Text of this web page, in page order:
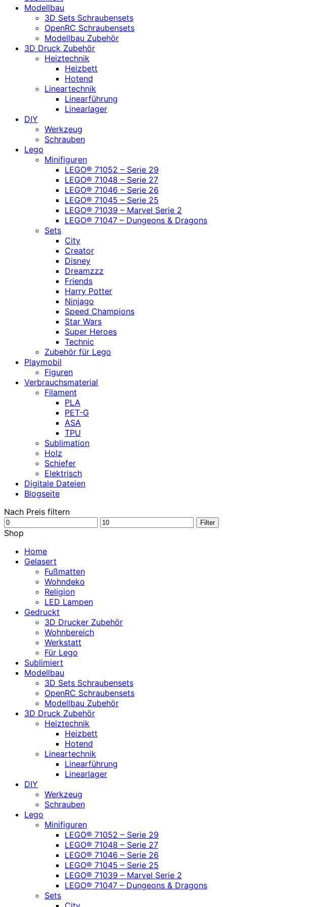
Modellbau
3D Sets Schraubensets
OpenRC Schraubensets
Modellbau Zubehör
3D Druck Zubehör
Heiztechnik
Heizbett
Hotend
Lineartechnik
Linearführung
Linearlager
DIY
Werkzeug
Schrauben
Lego
Minifiguren
LEGO® 71052 – Serie 29
LEGO® 71048 – Serie 27
LEGO® 71046 – Serie 26
LEGO® 71045 – Serie 25
LEGO® 71039 – Marvel Serie 2
LEGO® 71047 – Dungeons & Dragons
Sets
City
Creator
Disney
Dreamzzz
Friends
Harry Potter
Ninjago
Speed Champions
Star Wars
Super Heroes
Technic
Zubehör für Lego
Playmobil
Figuren
Verbrauchsmaterial
Filament
PLA
PET-G
ASA
TPU
Sublimation
Holz
Schiefer
Elektrisch
Digitale Dateien
Blogseite
Nach Preis filtern
Min.
Preis
Max.
Filter
Shop
Home
Gelasert
Fußmatten
Wohndeko
Religion
LED Lampen
Gedruckt
3D Drucker Zubehör
Wohnbereich
Werkstatt
Für Lego
Sublimiert
Modellbau
3D Sets Schraubensets
OpenRC Schraubensets
Modellbau Zubehör
3D Druck Zubehör
Heiztechnik
Heizbett
Hotend
Lineartechnik
Linearführung
Linearlager
DIY
Werkzeug
Schrauben
Lego
Minifiguren
LEGO® 71052 – Serie 29
LEGO® 71048 – Serie 27
LEGO® 71046 – Serie 26
LEGO® 71045 – Serie 25
LEGO® 71039 – Marvel Serie 2
LEGO® 71047 – Dungeons & Dragons
Sets